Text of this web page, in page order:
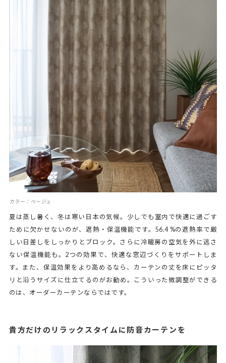
カラー：ベージュ
夏は蒸し暑く、冬は寒い日本の気候。少しでも室内で快適に過ごす
ために欠かせないのが、遮熱・保温機能です。56.4 %の遮熱率で厳
しい日差しをしっかりとブロック。さらに冷暖房の空気を外に逃さ
ない保温機能も。2つの効果で、快適な窓辺づくりをサポートしま
す。また、保温効果をより高めるなら、カーテンの丈を床にピッタ
リと沿うサイズに仕立てるのがお勧め。こういった微調整ができる
のは、オーダーカーテンならではです。
貴方だけのリラックスタイムに防音カーテンを